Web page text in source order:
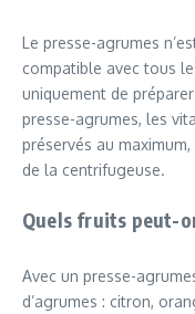
Le presse-agrumes
compatible avec tous
uniquement de
presse-agrumes, les
préservés au
de la centrifugeuse.
Quels fruits peut-
Avec un presse-
d’agrumes : citron,